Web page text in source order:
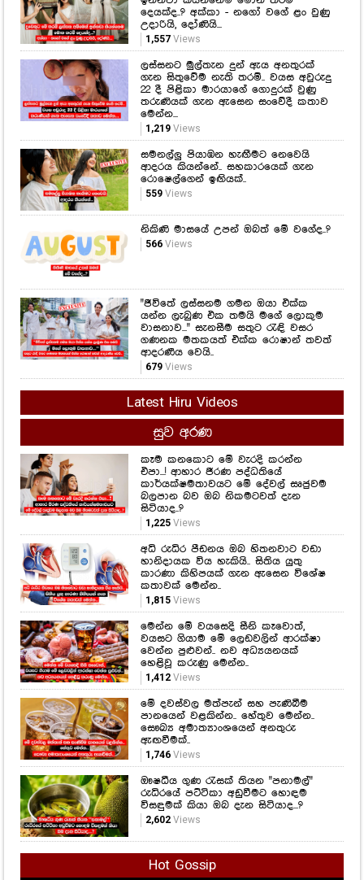
තරුණියක් ගැන ඇසෙන සංවේදී කතාව
මෙන්න...
1,219Views
සමනල්ලු පියාඹන හැඟීමට නෙවෙයි
ආදරය කියන්නේ.. සහකාරයෙක් ගැන
රොෂෙල්ගෙන් ඉඟියක්..
559Views
නිකිණි මාසයේ උපන් ඔබත් මේ වගේද..?
566Views
යන්න ලැබුණ එක තමයි මගේ ලොකුම
වාසනාව..." සැනසීම සතුට රැඳි වසර
ගණනක මතකයත් එක්ක රොෂාන් තවත්
Latest Hiru Videos
සුව අරණ
කෑම කනකොට මේ වැරදි කරන්න
එපා...! ආහාර ජීරණ පද්ධතියේ
කාර්යක්ෂමතාවයට මේ දේවල් සෘජුවම
බලපාන බව ඔබ නිකමටවත් දැන
සිටියාද..?
1,225Views
අධි රුධිර පීඩනය ඔබ හිතනවාට වඩා
හානිදායක විය හැකියි.. සිතිය යුතු
කාරණා කිහිපයක් ගැන ඇසෙන විශේෂ
කතාවක් මෙන්න..
1,815Views
මෙන්න මේ වයසෙදි සීනි කෑවොත්,
වයසට ගියාම මේ ලෙඩවලින් ආරක්ෂා
වෙන්න පුළුවන්.. නව අධ්‍යයනයක්
හෙළිවූ කරුණු මෙන්න..
1,412Views
මේ දවස්වල මත්පැන් සහ පැණිබීම
පානයෙන් වළකින්න.. හේතුව මෙන්න..
සෞඛ්‍ය අමාත්‍යාංශයෙන් අනතුරු
ඇඟවීමක්..
1,746Views
ඖෂධීය ගුණ රැසක් තියන "පනාමල්"
රුධිරයේ පට්ටිකා අඩුවීමට හොඳම
විසඳුමක් කියා ඔබ දැන සිටියාද...?
2,602Views
Hot Gossip
CLICK HERE